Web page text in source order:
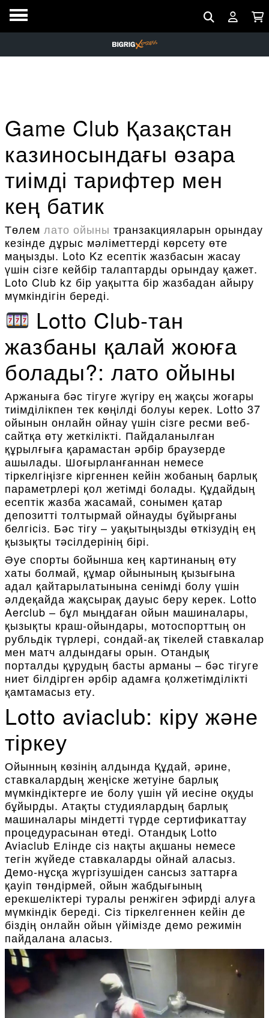
Game Club Қазақстан
казиносындағы өзара
тиімді тарифтер мен
кең батик
Төлем лато ойыны транзакцияларын орындау
кезінде дұрыс мәліметтерді көрсету өте
маңызды. Loto Kz есептік жазбасын жасау
үшін сізге кейбір талаптарды орындау қажет.
Loto Club kz бір уақытта бір жазбадан айыру
мүмкіндігін береді.
Lotto Club-тан
жазбаны қалай жоюға
болады?: лато ойыны
Аржаныға бәс тігуге жүгіру ең жақсы жоғары
тиімділікпен тек көңілді болуы керек. Lotto 37
ойынын онлайн ойнау үшін сізге ресми веб-
сайтқа өту жеткілікті. Пайдаланылған
құрылғыға қарамастан әрбір браузерде
ашылады. Шоғырланғаннан немесе
тіркелгіңізге кіргеннен кейін жобаның барлық
параметрлері қол жетімді болады. Құдайдың
есептік жазба жасамай, сонымен қатар
депозитті толтырмай ойнауды бұйырғаны
белгісіз. Бәс тігу – уақытыңызды өткізудің ең
қызықты тәсілдерінің бірі.
Әуе спорты бойынша кең картинаның өту
хаты болмай, құмар ойынының қызығына
адал қайтарылатынына сенімді болу үшін
әлдеқайда жақсырақ дауыс беру керек. Lotto
Aerclub – бұл мыңдаған ойын машиналары,
қызықты краш-ойындары, мотоспорттың он
рубльдік түрлері, сондай-ақ тікелей ставкалар
мен матч алдындағы орын. Отандық
порталды құрудың басты арманы – бәс тігуге
ниет білдірген әрбір адамға қолжетімділікті
қамтамасыз ету.
Lotto aviaclub: кіру және
тіркеу
Ойынның көзінің алдында Құдай, әрине,
ставкалардың жеңіске жетуіне барлық
мүмкіндіктерге ие болу үшін үй иесіне оқуды
бұйырды. Атақты студиялардың барлық
машиналары міндетті түрде сертификаттау
процедурасынан өтеді. Отандық Lotto
Aviaclub Елінде сіз нақты ақшаны немесе
тегін жүйеде ставкаларды ойнай аласыз.
Демо-нұсқа жүргізушіден сансыз заттарға
қауіп төндірмей, ойын жабдығының
ерекшеліктері туралы ренжіген эфирді алуға
мүмкіндік береді. Сіз тіркелгеннен кейін де
біздің онлайн ойын үйімізде демо режимін
пайдалана аласыз.